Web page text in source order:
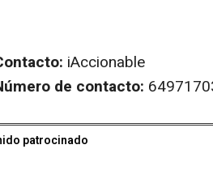
iAccionable
de contacto:
patrocinado